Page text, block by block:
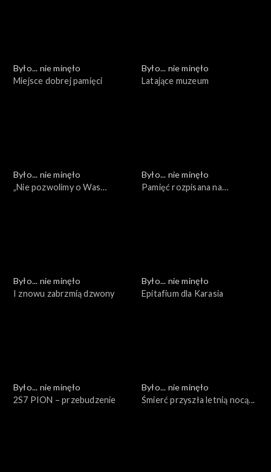
Było... nie minęło
Miejsce dobrej pamięci
Było... nie minęło
Latające muzeum
Było... nie minęło
„Nie pozwolimy o Was
Było... nie minęło
Pamięć rozpisana na
Było... nie minęło
I znowu zabrzmią dzwony
Było... nie minęło
Epitafium dla Karasia
Było... nie minęło
2S7 PION – przebudzenie
Było... nie minęło
Śmierć przyszła letnią nocą...